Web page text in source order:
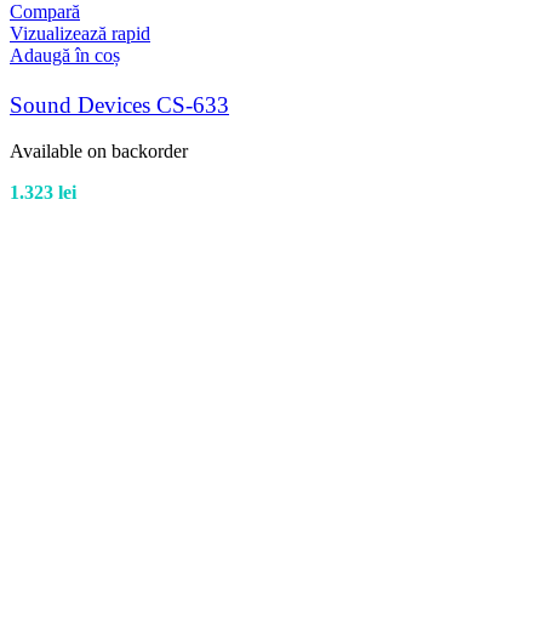
Compară
Vizualizează rapid
Adaugă în coș
Sound Devices CS-633
Available on backorder
1.323 lei